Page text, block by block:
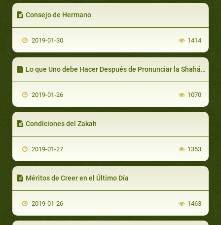
Consejo de Hermano
2019-01-30 1414
Lo que Uno debe Hacer Después de Pronunciar la Shahádah
2019-01-26 1070
Condiciones del Zakah
2019-01-27 1353
Méritos de Creer en el Último Día
2019-01-26 1463